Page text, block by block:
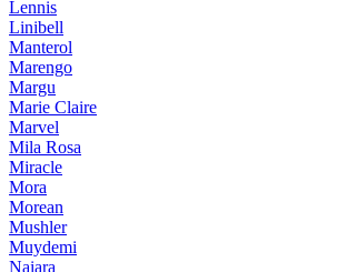
Lennis
Linibell
Manterol
Marengo
Margu
Marie Claire
Marvel
Mila Rosa
Miracle
Mora
Morean
Mushler
Muydemi
Naiara